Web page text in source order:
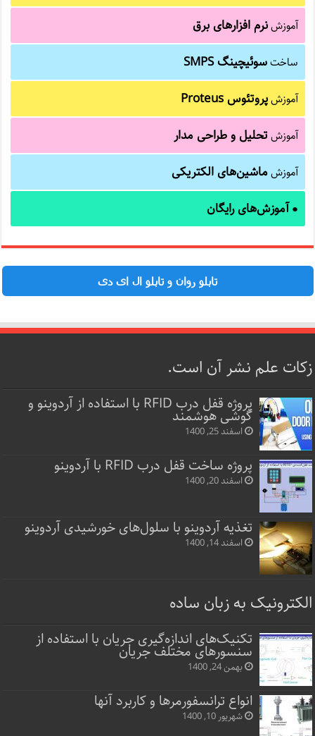
آموزشنرم افزارهای برق
ساختسوئیچینگ SMPS
آموزشپروتئوس Proteus
آموزشتحلیل و طراحی مدار
آموزشماشین‌های الکتریکی
●آموزش‌های رایگان
تابلو روان و تابلو ال ای دی
زکات علم نشر آن است.
پروژه قفل‌ درب RFID با استفاده از آردوینو و
گوشی هوشمند
اسفند 25, 1400
پروژه ساخت قفل‌ درب RFID با آردوینو
اسفند 20, 1400
تغذیه آردوینو با سلول‌های خورشیدی آردوینو
اسفند 14, 1400
الکترونیک به زبان ساده
تکنیک‌های اندازه‌گیری جریان با استفاده از
سنسورهای مختلف جریان
بهمن 24, 1400
انواع ترانسفورمرها و کاربرد آنها
شهریور 10, 1400